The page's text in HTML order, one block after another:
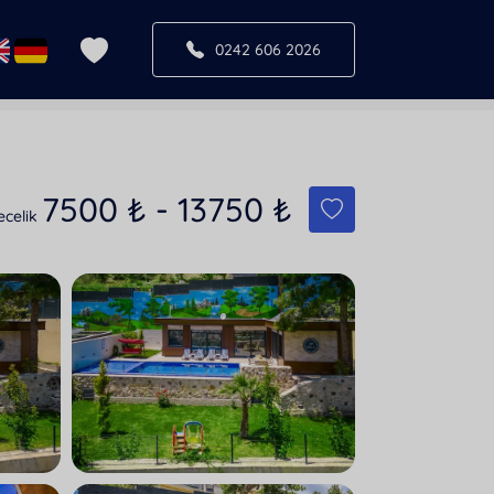
0242 606 2026
7500 ₺ - 13750 ₺